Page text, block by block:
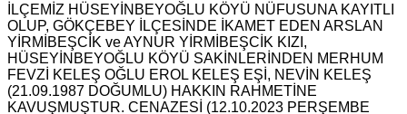
İLÇEMİZ HÜSEYİNBEYOĞLU KÖYÜ NÜFUSUNA KAYITLI
OLUP, GÖKÇEBEY İLÇESİNDE İKAMET EDEN ARSLAN
YİRMİBEŞCİK ve AYNUR YİRMİBEŞCİK KIZI,
HÜSEYİNBEYOĞLU KÖYÜ SAKİNLERİNDEN MERHUM
FEVZİ KELEŞ OĞLU EROL KELEŞ EŞİ, NEVİN KELEŞ
(21.09.1987 DOĞUMLU) HAKKIN RAHMETİNE
KAVUŞMUŞTUR. CENAZESİ (12.10.2023 PERŞEMBE